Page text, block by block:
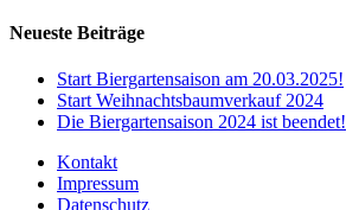
Neueste Beiträge
Start Biergartensaison am 20.03.2025!
Start Weihnachtsbaumverkauf 2024
Die Biergartensaison 2024 ist beendet!
Kontakt
Impressum
Datenschutz